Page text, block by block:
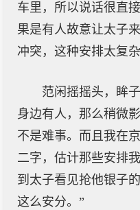
车里，所以说话很直
果是有人故意让太子
冲突，这种安排太复
范闲摇摇头，眸
身边有人，那么稍微
不是难事。而且我在
二字，估计那些安排
到太子看见抢他银子
这么安分。”